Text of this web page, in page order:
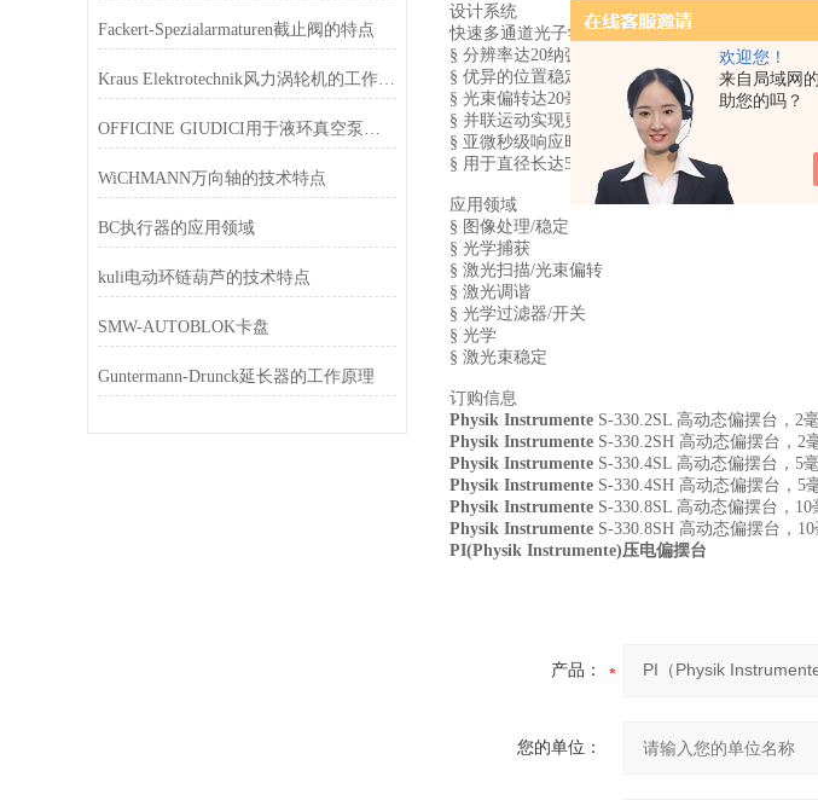
欢迎您！
来自局域网
助您的吗？
Fackert-Spezialarmaturen截止阀的特点
Kraus Elektrotechnik风力涡轮机的工作原理
OFFICINE GIUDICI用于液环真空泵的空气喷射器
WiCHMANN万向轴的技术特点
BC执行器的应用领域
kuli电动环链葫芦的技术特点
SMW-AUTOBLOK卡盘
Guntermann-Drunck延长器的工作原理
设计系统
快速多通道光子学对准S-330压电偏摆台
§ 分辨率达20纳弧度
§ 优异的位置稳定性
§ 光束偏转达20毫弧度（ >1
度）
§ 并联运动实现更高精度和动态和全桥应
§ 亚微秒级响应时间
§ 用于直径长达50 毫米的反射镜
应用领域
§ 图像处理/稳定
§ 光学捕获
§ 激光扫描/光束偏转
§ 激光调谐
§ 光学过滤器/开关
§ 光学
§ 激光束稳定
订购信息
Physik Instrumente S-330.2SL 高动态偏摆台， 2
Physik Instrumente S-330.2SH 高动态偏摆台， 2
Physik Instrumente S-330.4SL 高动态偏摆台， 5
Physik Instrumente S-330.4SH 高动态偏摆台， 5
Physik Instrumente S-330.8SL 高动态偏摆台， 10
Physik Instrumente S-330.8SH 高动态偏摆台， 10
PI(Physik Instrumente)压电偏摆台
产品：
您的单位：